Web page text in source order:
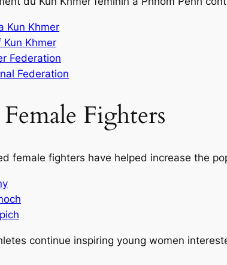
Kun Khmer
Kun Khmer
Federation
Federation
Fighters
female fighters have helped increase the
continue inspiring young women